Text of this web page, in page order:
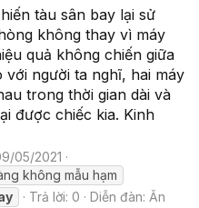
tàu sân bay lại sử
không thay vì máy
quả không chiến giữa
với người ta nghĩ, hai máy
trong thời gian dài và
được chiếc kia. Kinh
05/2021
không mẫu hạm
Trả lời: 0 Diễn đàn: Ăn